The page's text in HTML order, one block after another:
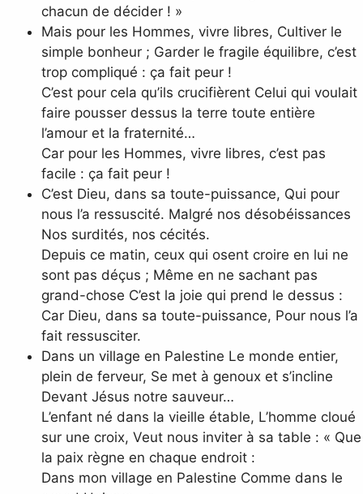
chacun de décider ! »
Mais pour les Hommes, vivre libres, Cultiver le
simple bonheur ; Garder le fragile équilibre, c’est
trop compliqué : ça fait peur !
C’est pour cela qu’ils crucifièrent Celui qui voulait
faire pousser dessus la terre toute entière
l’amour et la fraternité…
Car pour les Hommes, vivre libres, c’est pas
facile : ça fait peur !
C’est Dieu, dans sa toute-puissance, Qui pour
nous l’a ressuscité. Malgré nos désobéissances
Nos surdités, nos cécités.
Depuis ce matin, ceux qui osent croire en lui ne
sont pas déçus ; Même en ne sachant pas
grand-chose C’est la joie qui prend le dessus :
Car Dieu, dans sa toute-puissance, Pour nous l’a
fait ressusciter.
Dans un village en Palestine Le monde entier,
plein de ferveur, Se met à genoux et s’incline
Devant Jésus notre sauveur…
L’enfant né dans la vieille étable, L’homme cloué
sur une croix, Veut nous inviter à sa table : « Que
la paix règne en chaque endroit :
Dans mon village en Palestine Comme dans le